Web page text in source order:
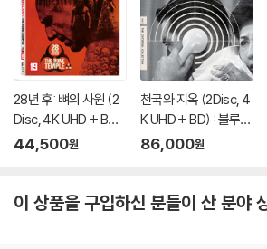
28년 후: 뼈의 사원 (2
Disc, 4K UHD + BD
초회한정 슬립케이스
44,500원
천국와 지옥 (2Disc, 4
K UHD + BD) : 블루레
이
86,000원
이 상품을 구입하신 분들이 산 분야